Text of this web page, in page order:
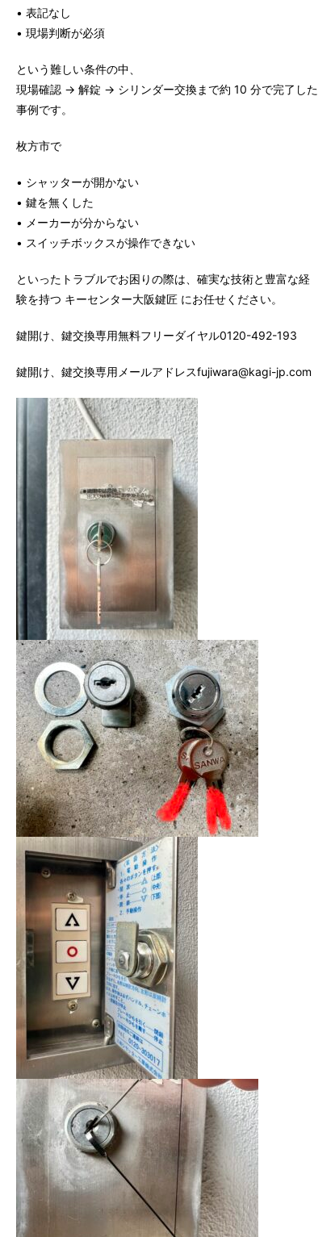
• 表記なし
• 現場判断が必須
という難しい条件の中、
現場確認 → 解錠 → シリンダー交換まで約 10 分で完了した
事例です。
枚方市で
• シャッターが開かない
• 鍵を無くした
• メーカーが分からない
• スイッチボックスが操作できない
といったトラブルでお困りの際は、確実な技術と豊富な経
験を持つ キーセンター大阪鍵匠 にお任せください。
鍵開け、鍵交換専用無料フリーダイヤル0120-492-193
鍵開け、鍵交換専用メールアドレスfujiwara@kagi-jp.com